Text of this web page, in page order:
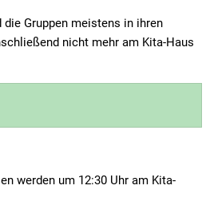
Gruppen meistens in ihren
nicht mehr am Kita-Haus
werden um 12:30 Uhr am Kita-